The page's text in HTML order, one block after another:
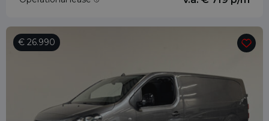
€ 26.990